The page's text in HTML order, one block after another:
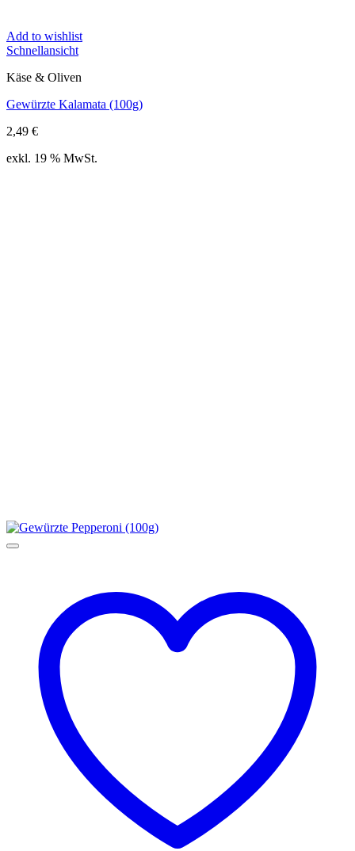
Add to wishlist
Schnellansicht
Käse & Oliven
Gewürzte Kalamata (100g)
2,49 €
exkl. 19 % MwSt.